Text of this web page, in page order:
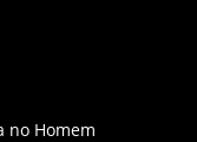
no Homem